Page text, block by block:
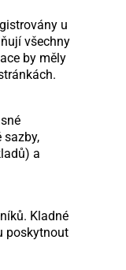
u
všechny
by měly
sazby,
a
Kladné
poskytnout